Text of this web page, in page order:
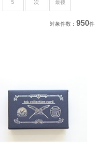
5 次 最後
対象件数： 950件